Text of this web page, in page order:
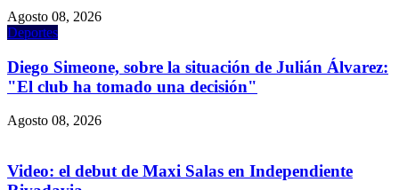
Agosto 08, 2026
Deportes
Diego Simeone, sobre la situación de Julián Álvarez:
"El club ha tomado una decisión"
Agosto 08, 2026
Video: el debut de Maxi Salas en Independiente